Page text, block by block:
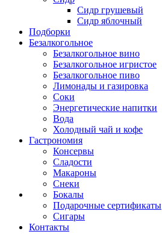
Сидр грушевый
Сидр яблочный
Подборки
Безалкогольное
Безалкогольное вино
Безалкогольное игристое
Безалкогольное пиво
Лимонады и газировка
Соки
Энергетические напитки
Вода
Холодный чай и кофе
Гастрономия
Консервы
Сладости
Макароны
Снеки
Бокалы
Подарочные сертификаты
Сигары
Контакты